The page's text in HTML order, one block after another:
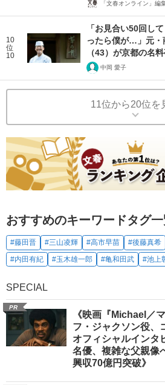
「文春オンライン」編
10
位
10
「お見合い50回し
ったら僕が…」元・
（43）が京都の名
中岡 愛子
11位から20位を
おすすめのキーワードタグ
#藤田晋 #三山凌輝 #高市早苗 #後藤真希
#内田有紀
#玉木雄一郎 #亀和田武 #池上
SPECIAL
PR
《映画『Michael／
フ・ジャクソン役、
オフィシャルインタ
名優、複雑な父親像
興収70億円突破》